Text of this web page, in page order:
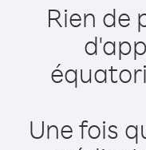
Rien de
Une fois